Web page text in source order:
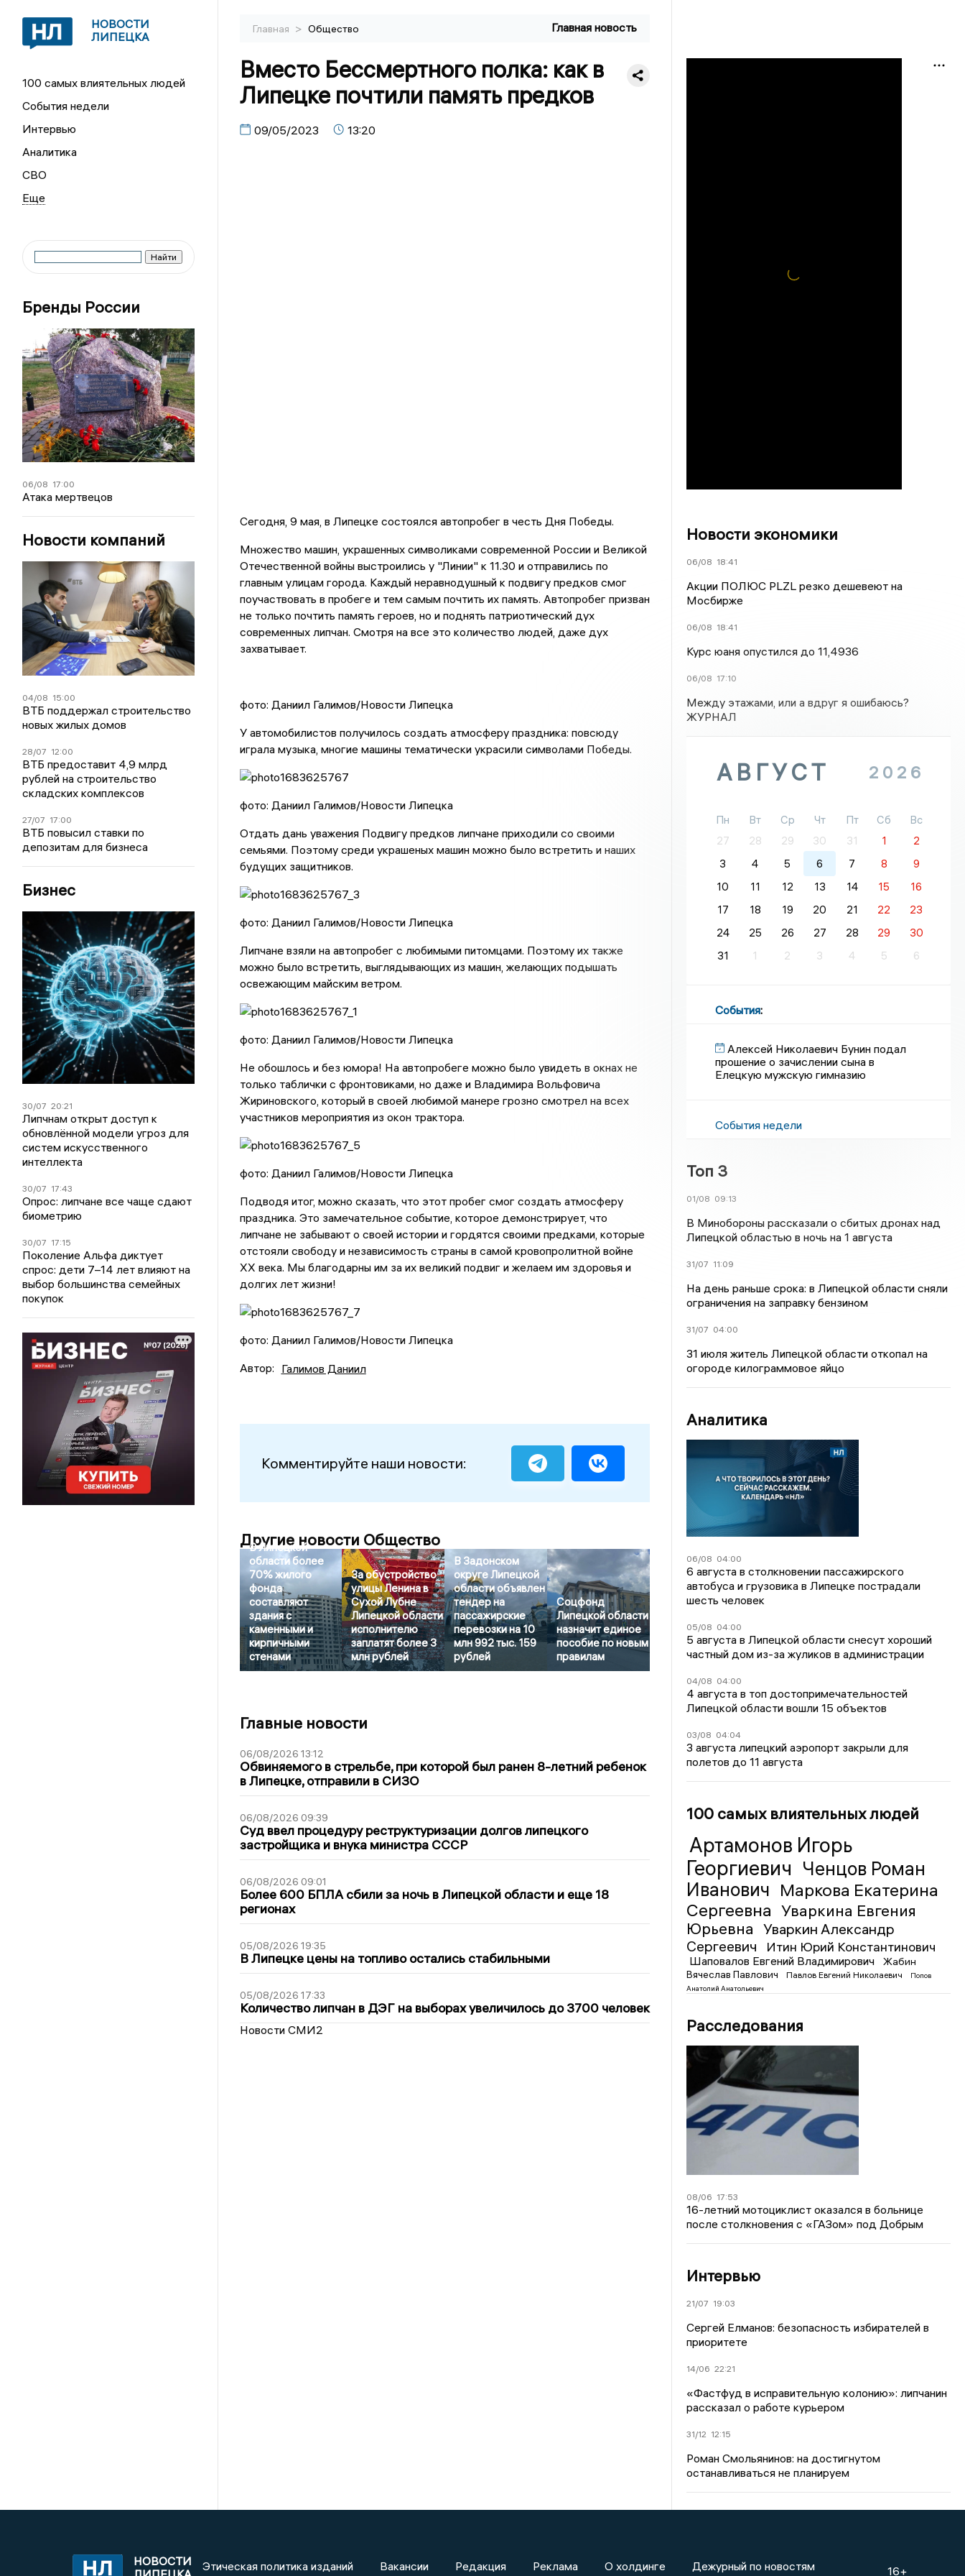
НОВОСТИ
ЛИПЕЦКА
100 самых влиятельных людей
События недели
Интервью
Аналитика
СВО
Бренды России
06/08 17:00
Атака мертвецов
Новости компаний
04/08 15:00
ВТБ поддержал строительство
новых жилых домов
28/07 12:00
ВТБ предоставит 4,9 млрд
рублей на строительство
складских комплексов
27/07 17:00
ВТБ повысил ставки по
депозитам для бизнеса
Бизнес
30/07 20:21
Липчнам открыт доступ к
обновлённой модели угроз для
систем искусственного
интеллекта
30/07 17:43
Опрос: липчане все чаще сдают
биометрию
30/07 17:15
Поколение Альфа диктует
спрос: дети 7–14 лет влияют на
выбор большинства семейных
покупок
Главная > Общество Главная новость
Вместо Бессмертного полка: как в
Липецке почтили память предков
09/05/2023 13:20
Сегодня, 9 мая, в Липецке состоялся автопробег в честь Дня Победы.
Множество машин, украшенных символиками современной России и Великой
Отечественной войны выстроились у "Линии" к 11.30 и отправились по
главным улицам города. Каждый неравнодушный к подвигу предков смог
поучаствовать в пробеге и тем самым почтить их память. Автопробег призван
не только почтить память героев, но и поднять патриотический дух
современных липчан. Смотря на все это количество людей, даже дух
захватывает.
фото: Даниил Галимов/Новости Липецка
У автомобилистов получилось создать атмосферу праздника: повсюду
играла музыка, многие машины тематически украсили символами Победы.
фото: Даниил Галимов/Новости Липецка
Отдать дань уважения Подвигу предков липчане приходили со своими
семьями. Поэтому среди украшеных машин можно было встретить и наших
будущих защитников.
фото: Даниил Галимов/Новости Липецка
Липчане взяли на автопробег с любимыми питомцами. Поэтому их также
можно было встретить, выглядывающих из машин, желающих подышать
освежающим майским ветром.
фото: Даниил Галимов/Новости Липецка
Не обошлось и без юмора! На автопробеге можно было увидеть в окнах не
только таблички с фронтовиками, но даже и Владимира Вольфовича
Жириновского, который в своей любимой манере грозно смотрел на всех
участников мероприятия из окон трактора.
фото: Даниил Галимов/Новости Липецка
Подводя итог, можно сказать, что этот пробег смог создать атмосферу
праздника. Это замечательное событие, которое демонстрирует, что
липчане не забывают о своей истории и гордятся своими предками, которые
отстояли свободу и независимость страны в самой кровопролитной войне
XX века. Мы благодарны им за их великий подвиг и желаем им здоровья и
долгих лет жизни!
фото: Даниил Галимов/Новости Липецка
Автор: Галимов Даниил
Комментируйте наши новости:
Другие новости Общество
В Липецкой
области более
70% жилого
фонда
составляют
здания с
каменными и
кирпичными
стенами
За обустройство
улицы Ленина в
Сухой Лубне
Липецкой области
исполнителю
заплатят более 3
млн рублей
В Задонском
округе Липецкой
области объявлен
тендер на
пассажирские
перевозки на 10
млн 992 тыс. 159
рублей
Соцфонд
Липецкой области
назначит единое
пособие по новым
правилам
Главные новости
06/08/2026 13:12
Обвиняемого в стрельбе, при которой был ранен 8-летний ребенок
в Липецке, отправили в СИЗО
06/08/2026 09:39
Суд ввел процедуру реструктуризации долгов липецкого
застройщика и внука министра СССР
06/08/2026 09:01
Более 600 БПЛА сбили за ночь в Липецкой области и еще 18
регионах
05/08/2026 19:35
В Липецке цены на топливо остались стабильными
05/08/2026 17:33
Количество липчан в ДЭГ на выборах увеличилось до 3700 человек
Новости СМИ2
Новости экономики
06/08 18:41
Акции ПОЛЮС PLZL резко дешевеют на
Мосбирже
06/08 18:41
Курс юаня опустился до 11,4936
06/08 17:10
Между этажами, или а вдруг я ошибаюсь?
ЖУРНАЛ
АВГУСТ 2026
Пн Вт Ср Чт Пт Сб
Вс
27
28 29 30 31 1
2
3
4 5 6 7 8
9
10
11 12 13 14 15
16
17
18 19 20 21 22
23
24
25 26 27 28 29
30
31
1 2 3 4 5 6
События:
Алексей Николаевич Бунин подал
прошение о зачислении сына в
Елецкую мужскую гимназию
События недели
Топ 3
01/08 09:13
В Минобороны рассказали о сбитых дронах над
Липецкой областью в ночь на 1 августа
31/07 11:09
На день раньше срока: в Липецкой области сняли
ограничения на заправку бензином
31/07 04:00
31 июля житель Липецкой области откопал на
огороде килограммовое яйцо
Аналитика
06/08 04:00
6 августа в столкновении пассажирского
автобуса и грузовика в Липецке пострадали
шесть человек
05/08 04:00
5 августа в Липецкой области снесут хороший
частный дом из-за жуликов в администрации
04/08 04:00
4 августа в топ достопримечательностей
Липецкой области вошли 15 объектов
03/08 04:04
3 августа липецкий аэропорт закрыли для
полетов до 11 августа
100 самых влиятельных людей
Артамонов Игорь
Георгиевич Ченцов Роман
Иванович Маркова Екатерина
Сергеевна Уваркина Евгения
Юрьевна
Уваркин Александр
Сергеевич
Итин Юрий Константинович
Шаповалов Евгений Владимирович
Жабин
Вячеслав Павлович
Павлов Евгений Николаевич
Попов
Анатолий Анатольевич
Расследования
08/06 17:53
16-летний мотоциклист оказался в больнице
после столкновения с «ГАЗом» под Добрым
Интервью
21/07 19:03
Сергей Елманов: безопасность избирателей в
приоритете
14/06 22:21
«Фастфуд в исправительную колонию»: липчанин
рассказал о работе курьером
31/12 12:15
Роман Смольянинов: на достигнутом
останавливаться не планируем
НОВОСТИ
Этическая политика изданий Вакансии Редакция Реклама О холдинге Дежурный по новостям 16+